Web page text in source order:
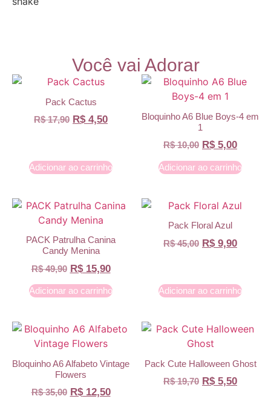
Você vai Adorar
Pack Cactus
R$17,90 R$4,50
Adicionar ao carrinho
Bloquinho A6 Blue Boys-4 em
1
R$10,00 R$5,00
Adicionar ao carrinho
PACK Patrulha Canina
Candy Menina
R$49,90 R$15,90
Adicionar ao carrinho
Pack Floral Azul
R$45,00 R$9,90
Adicionar ao carrinho
Bloquinho A6 Alfabeto Vintage
Flowers
R$35,00 R$12,50
Pack Cute Halloween Ghost
R$19,70 R$5,50